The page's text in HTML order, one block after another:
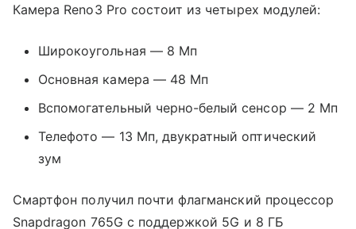
Камера Reno3 Pro состоит из четырех модулей:
Широкоугольная — 8 Мп
Основная камера — 48 Мп
Вспомогательный черно-белый сенсор — 2 Мп
Телефото — 13 Мп, двукратный оптический
зум
Смартфон получил почти флагманский процессор
Snapdragon 765G с поддержкой 5G и 8 ГБ